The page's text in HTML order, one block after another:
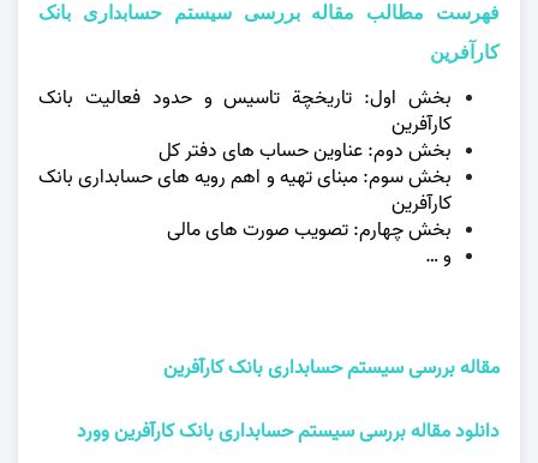
فهرست مطالب مقاله بررسی سيستم حسابداری بانک
كارآفرين
بخش اول: تاريخچة تاسيس و حدود فعاليت بانک
كارآفرين
بخش دوم: عناوين حساب های دفتر كل
بخش سوم: مبنای تهيه و اهم رويه های حسابداری بانک
كارآفرين
بخش چهارم: تصويب صورت های مالی
و …
مقاله بررسی سيستم حسابداری بانک كارآفرين
دانلود مقاله بررسی سيستم حسابداری بانک كارآفرين وورد